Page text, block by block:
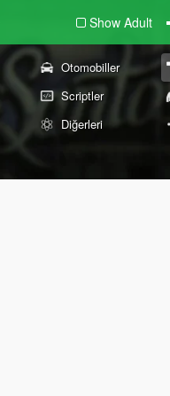
Show Adult
Otomobiller
Scriptler
Diğerleri